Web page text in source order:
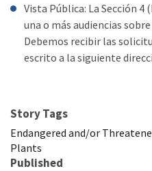
Vista Pública: La Sección 4
una o más audiencias
Debemos recibir las
escrito a la siguiente
Story Tags
Endangered and/or
Plants
Published